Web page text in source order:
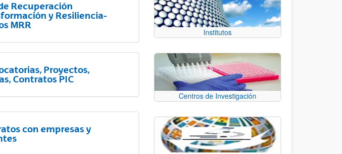
Recuperación
y Resiliencia-
MRR
Proyectos,
Contratos PIC
con empresas y
Institutos
Centros de Investigación